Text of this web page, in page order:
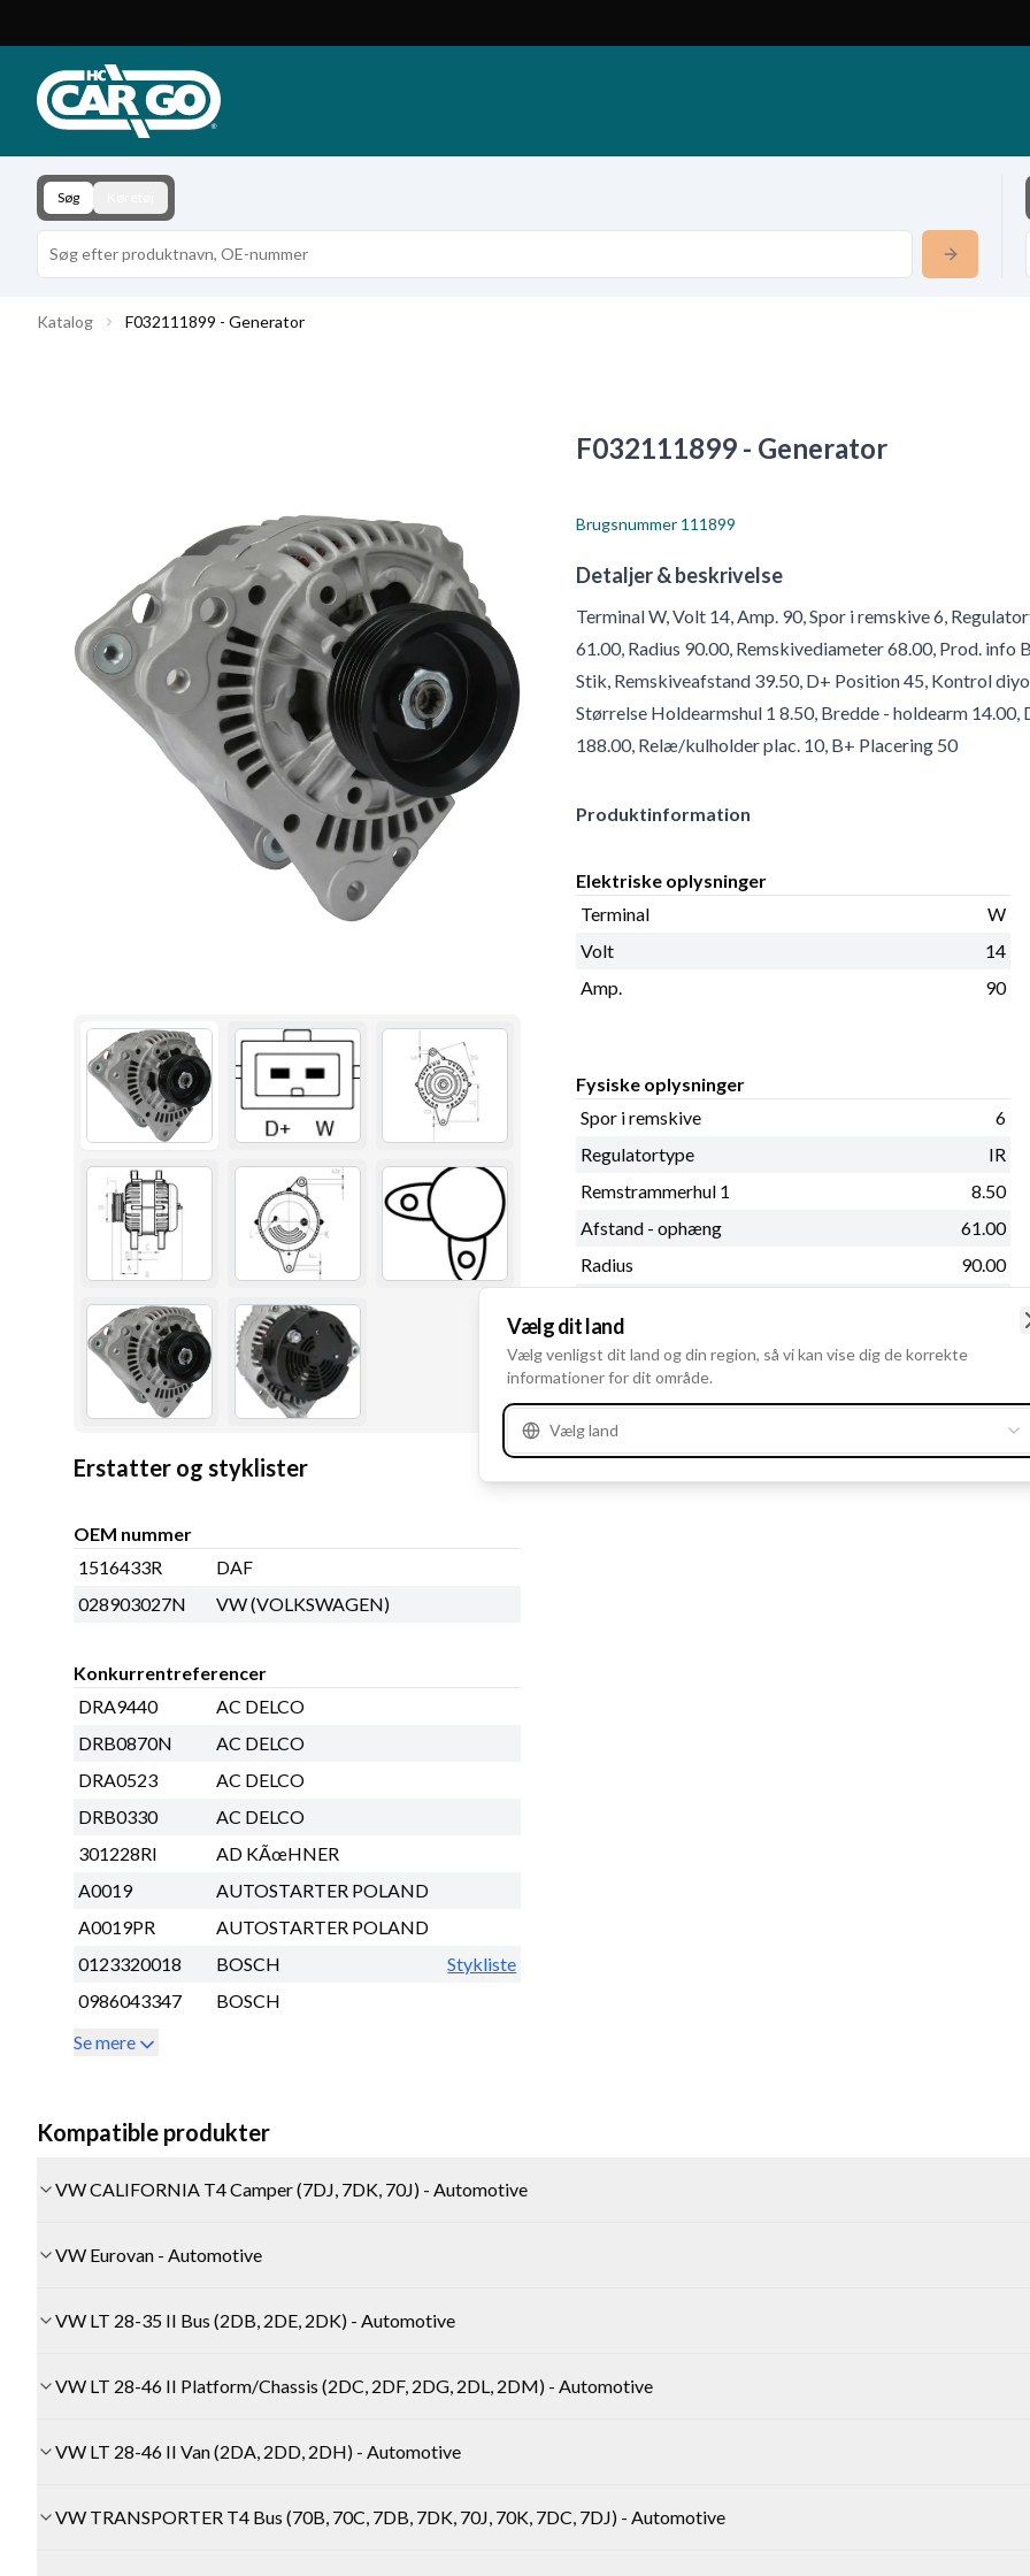
Download
Kontakt
Søg
Katalog F032111899 - Generator
Erstatter og styklister
OEM nummer
1516433R
DAF
028903027N
VW (VOLKSWAGEN)
Konkurrentreferencer
DRA9440
AC DELCO
DRB0870N
AC DELCO
DRA0523
AC DELCO
DRB0330
AC DELCO
301228RI
AD KÃœHNER
A0019
AUTOSTARTER POLAND
A0019PR
AUTOSTARTER POLAND
0123320018
BOSCH
Stykliste
0986043347
BOSCH
Se mere
F032111899 - Generator
Brugsnummer 111899
Detaljer & beskrivelse
Terminal W, Volt 14, Amp. 90, Spor i remskive 6,
61.00, Radius 90.00, Remskivediameter 68.00, Prod.
Stik, Remskiveafstand 39.50, D+ Position 45, Kontrol
Størrelse Holdearmshul 1 8.50, Bredde - holdearm
188.00, Relæ/kulholder plac. 10, B+ Placering 50
Produktinformation
Elektriske oplysninger
Terminal
W
Volt
14
Amp.
90
Fysiske oplysninger
Spor i remskive
6
Regulatortype
IR
Remstrammerhul 1
8.50
Afstand - ophæng
61.00
Radius
90.00
Størrelse Bøjlehul - bag
Remskive
W stiktype
Stik
Se mere
Kompatible produkter
VW CALIFORNIA T4 Camper (7DJ, 7DK, 70J) - Automotive
VW Eurovan - Automotive
VW LT 28-35 II Bus (2DB, 2DE, 2DK) - Automotive
VW LT 28-46 II Platform/Chassis (2DC, 2DF, 2DG, 2DL, 2DM) - Automotive
VW LT 28-46 II Van (2DA, 2DD, 2DH) - Automotive
VW TRANSPORTER T4 Bus (70B, 70C, 7DB, 7DK, 70J, 70K, 7DC, 7DJ) - Automotive
Vælg dit land
Vælg venligst dit land og din region, så vi kan vise dig de korrekte
informationer for dit område.
Vælg land